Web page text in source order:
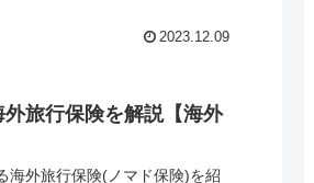
2023.12.09
旅行保険を解説【海外
海外旅行保険(ノマド保険)を紹